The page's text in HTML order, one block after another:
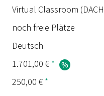
Termin
Dauer
Ort
Status
Virtual Classroom
noch freie Plätze
Deutsch
1.701,00 € *
250,00 € *